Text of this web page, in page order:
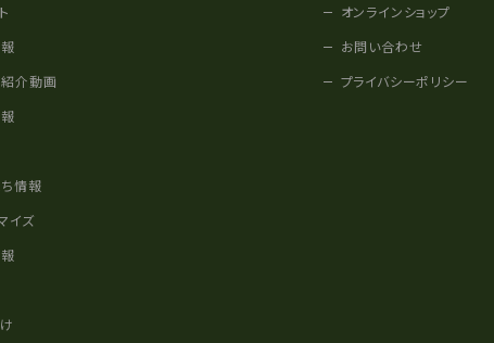
介動画
情報
イズ
オンラインショップ
お問い合わせ
プライバシーポリシー